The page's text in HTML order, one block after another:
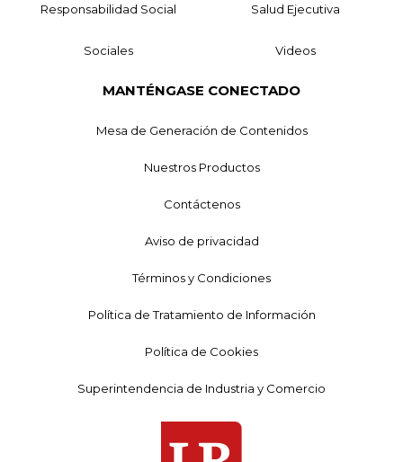
Responsabilidad Social Salud Ejecutiva
Sociales Videos
MANTÉNGASE CONECTADO
Mesa de Generación de Contenidos
Nuestros Productos
Contáctenos
Aviso de privacidad
Términos y Condiciones
Política de Tratamiento de Información
Política de Cookies
Superintendencia de Industria y Comercio